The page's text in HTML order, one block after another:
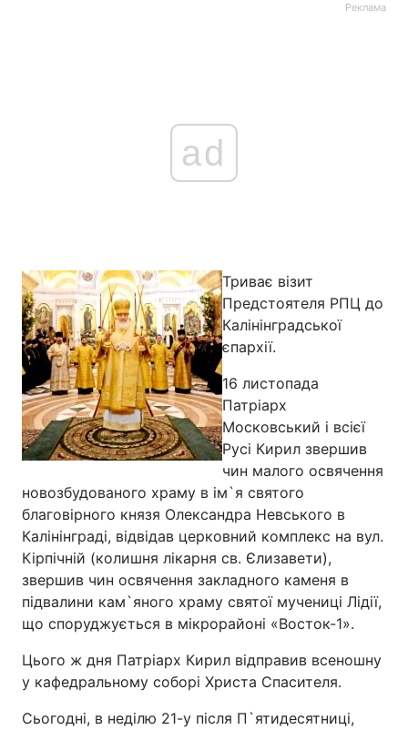
Реклама
ad
Триває візит
Предстоятеля РПЦ до
Калінінградської
єпархії.
16 листопада
Патріарх
Московський і всієї
Русі Кирил звершив
чин малого освячення
новозбудованого храму в ім`я святого
благовірного князя Олександра Невського в
Калінінграді, відвідав церковний комплекс на вул.
Кірпічній (колишня лікарня св. Єлизавети),
звершив чин освячення закладного каменя в
підвалини кам`яного храму святої мучениці Лідії,
що споруджується в мікрорайоні «Восток-1».
Цього ж дня Патріарх Кирил відправив всеношну
у кафедральному соборі Христа Спасителя.
Сьогодні, в неділю 21-у після П`ятидесятниці,